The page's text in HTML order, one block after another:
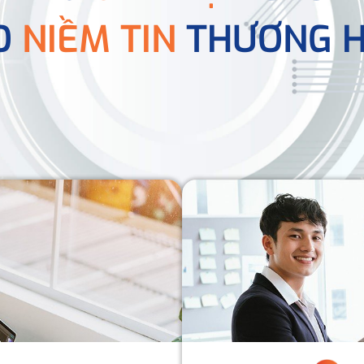
NIỀM TIN THƯƠNG